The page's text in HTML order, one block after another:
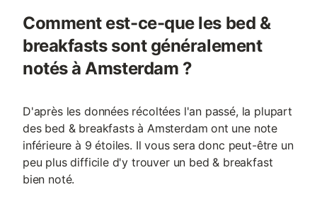
Comment est-ce-que les bed &
breakfasts sont généralement
notés à Amsterdam ?
D'après les données récoltées l'an passé, la plupart
des bed & breakfasts à Amsterdam ont une note
inférieure à 9 étoiles. Il vous sera donc peut-être un
peu plus difficile d'y trouver un bed & breakfast
bien noté.